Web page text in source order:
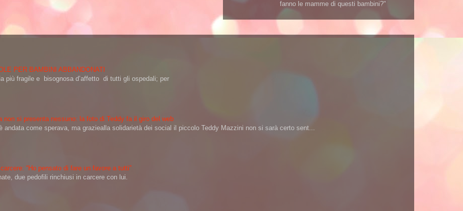
fanno le mamme di questi bambini?"
PER BAMBINI ABBANDONATI
più fragile e bisognosa d’affetto di tutti gli ospedali; per
non si presenta nessuno: la foto di Teddy fa il giro del web
andata come sperava, ma graziealla solidarietà dei social il piccolo Teddy Mazzini non si sarà certo sent...
“Ho pensato di fare un favore a tutti”
due pedofili rinchiusi in carcere con lui.